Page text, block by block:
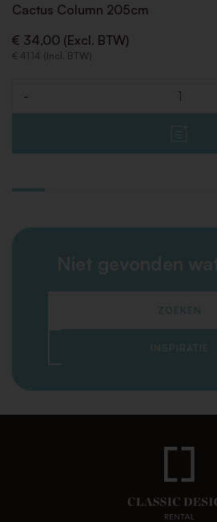
Cactus Column 205cm
€ 34,00 (Excl. BTW)
€ 41,14 (Incl. BTW)
-
Niet gevonden
ZOEKEN
INSPIRATIE